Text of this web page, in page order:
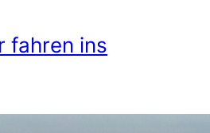
fahren ins